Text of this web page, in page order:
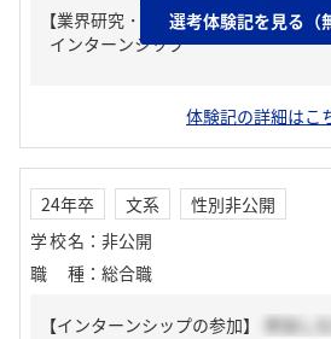
【業界研究・企業研究はどんな風にし
インターンシップ
選考体験記を見る（
体験記の詳細はこ
24年卒 文系
性別非公開
学校名 ： 非公開
職種 ： 総合職
【インターンシップの参加】
参加し